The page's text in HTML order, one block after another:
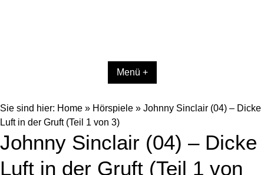
Menü +
Sie sind hier: Home » Hörspiele » Johnny Sinclair (04) – Dicke
Luft in der Gruft (Teil 1 von 3)
Johnny Sinclair (04) – Dicke
Luft in der Gruft (Teil 1 von